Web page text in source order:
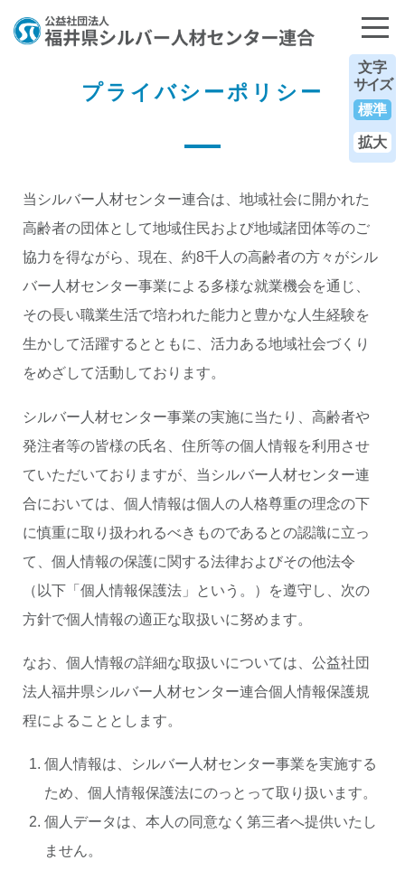
文字
サイズ
標準
拡大
プライバシーポリシー
当シルバー人材センター連合は、地域社会に開かれた
高齢者の団体として地域住民および地域諸団体等のご
協力を得ながら、現在、約8千人の高齢者の方々がシル
バー人材センター事業による多様な就業機会を通じ、
その長い職業生活で培われた能力と豊かな人生経験を
生かして活躍するとともに、活力ある地域社会づくり
をめざして活動しております。
シルバー人材センター事業の実施に当たり、高齢者や
発注者等の皆様の氏名、住所等の個人情報を利用させ
ていただいておりますが、当シルバー人材センター連
合においては、個人情報は個人の人格尊重の理念の下
に慎重に取り扱われるべきものであるとの認識に立っ
て、個人情報の保護に関する法律およびその他法令
（以下「個人情報保護法」という。）を遵守し、次の
方針で個人情報の適正な取扱いに努めます。
なお、個人情報の詳細な取扱いについては、公益社団
法人福井県シルバー人材センター連合個人情報保護規
程によることとします。
個人情報は、シルバー人材センター事業を実施する
ため、個人情報保護法にのっとって取り扱います。
個人データは、本人の同意なく第三者へ提供いたし
ません。